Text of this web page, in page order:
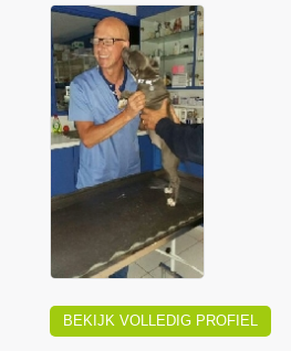
BEKIJK VOLLEDIG PROFIEL